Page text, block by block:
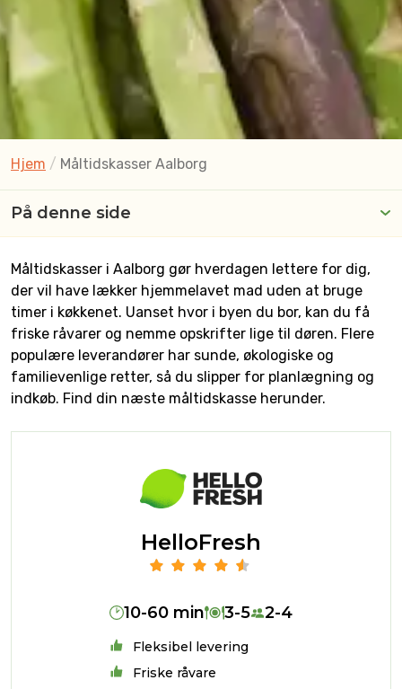
Hjem / Måltidskasser Aalborg
På denne side
Måltidskasser i Aalborg gør hverdagen lettere for dig,
der vil have lækker hjemmelavet mad uden at bruge
timer i køkkenet. Uanset hvor i byen du bor, kan du få
friske råvarer og nemme opskrifter lige til døren. Flere
populære leverandører har sunde, økologiske og
familievenlige retter, så du slipper for planlægning og
indkøb. Find din næste måltidskasse herunder.
HelloFresh
10-60 min 3-5 2-4
Fleksibel levering
Friske råvare